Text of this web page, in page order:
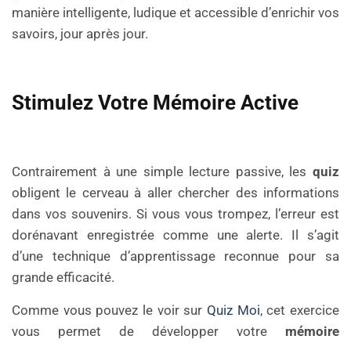
manière intelligente, ludique et accessible d’enrichir vos
savoirs, jour après jour.
Stimulez Votre Mémoire Active
Contrairement à une simple lecture passive, les quiz
obligent le cerveau à aller chercher des informations
dans vos souvenirs. Si vous vous trompez, l’erreur est
dorénavant enregistrée comme une alerte. Il s’agit
d’une technique d’apprentissage reconnue pour sa
grande efficacité.
Comme vous pouvez le voir sur Quiz Moi, cet exercice
vous permet de développer votre mémoire